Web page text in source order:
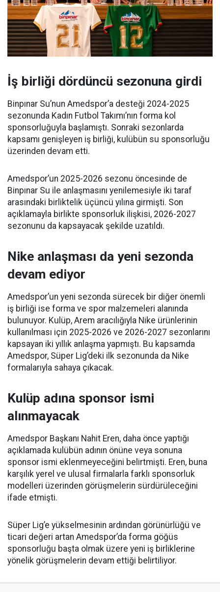
İş birliği dördüncü sezonuna girdi
Binpınar Su’nun Amedspor’a desteği 2024-2025
sezonunda Kadın Futbol Takımı’nın forma kol
sponsorluğuyla başlamıştı. Sonraki sezonlarda
kapsamı genişleyen iş birliği, kulübün su sponsorluğu
üzerinden devam etti.
Amedspor’un 2025-2026 sezonu öncesinde de
Binpınar Su ile anlaşmasını yenilemesiyle iki taraf
arasındaki birliktelik üçüncü yılına girmişti. Son
açıklamayla birlikte sponsorluk ilişkisi, 2026-2027
sezonunu da kapsayacak şekilde uzatıldı.
Nike anlaşması da yeni sezonda
devam ediyor
Amedspor’un yeni sezonda sürecek bir diğer önemli
iş birliği ise forma ve spor malzemeleri alanında
bulunuyor. Kulüp, Arem aracılığıyla Nike ürünlerinin
kullanılması için 2025-2026 ve 2026-2027 sezonlarını
kapsayan iki yıllık anlaşma yapmıştı. Bu kapsamda
Amedspor, Süper Lig’deki ilk sezonunda da Nike
formalarıyla sahaya çıkacak.
Kulüp adına sponsor ismi
alınmayacak
Amedspor Başkanı Nahit Eren, daha önce yaptığı
açıklamada kulübün adının önüne veya sonuna
sponsor ismi eklenmeyeceğini belirtmişti. Eren, buna
karşılık yerel ve ulusal firmalarla farklı sponsorluk
modelleri üzerinden görüşmelerin sürdürüleceğini
ifade etmişti.
Süper Lig’e yükselmesinin ardından görünürlüğü ve
ticari değeri artan Amedspor’da forma göğüs
sponsorluğu başta olmak üzere yeni iş birliklerine
yönelik görüşmelerin devam ettiği belirtiliyor.